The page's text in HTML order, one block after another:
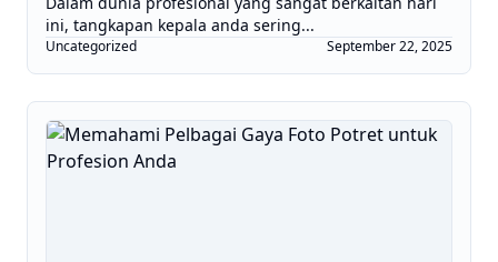
ini, tangkapan kepala anda sering...
Uncategorized September 22, 2025